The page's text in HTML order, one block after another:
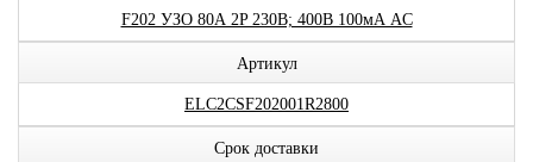
F202 УЗО 80А 2P 230В; 400В 100мА AC
Артикул
ELC2CSF202001R2800
Срок доставки